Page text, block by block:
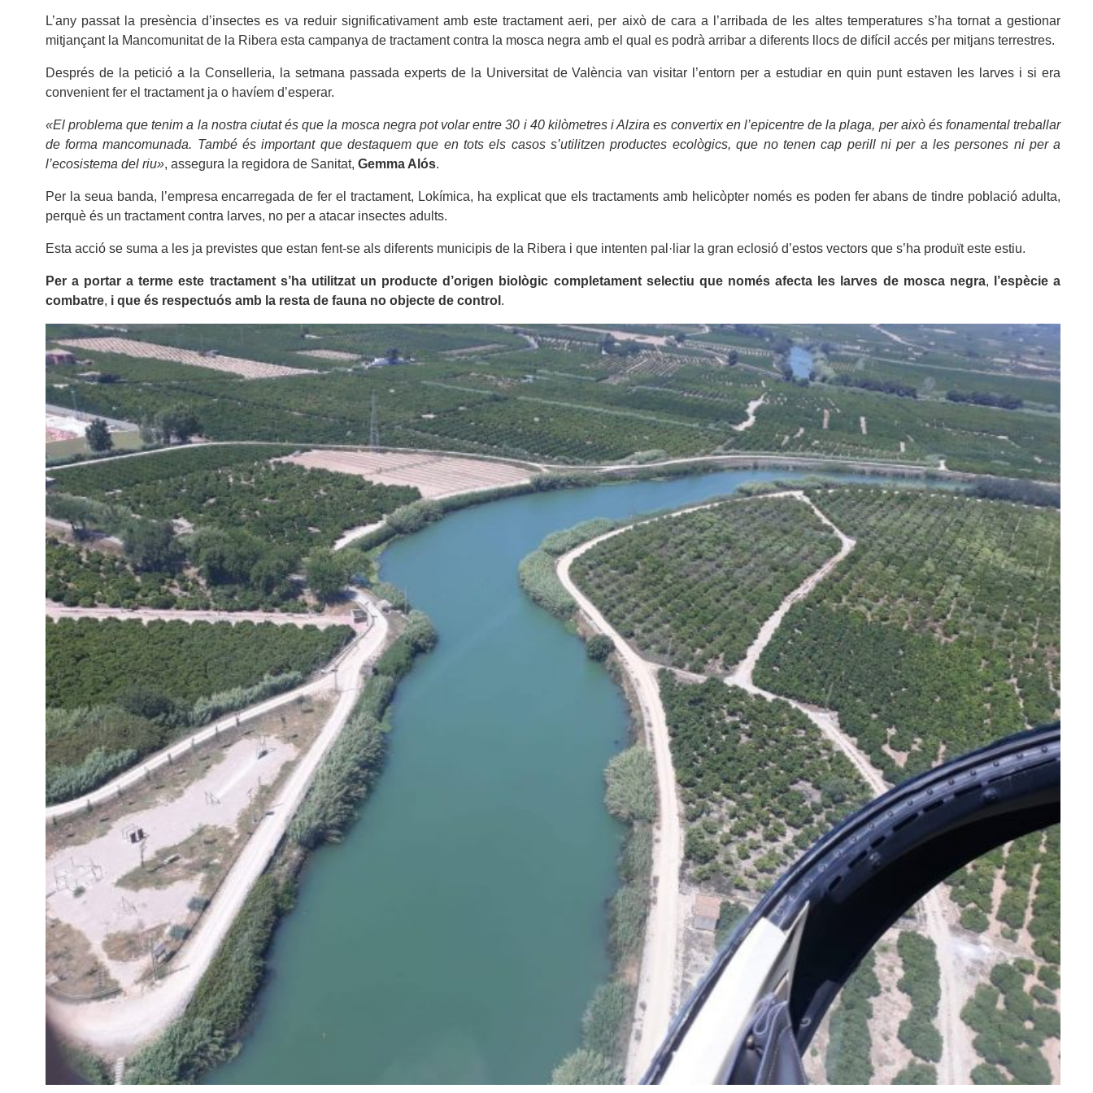
L’any passat la presència d’insectes es va reduir significativament amb este tractament aeri, per això de cara a l’arribada de les altes temperatures s’ha tornat a gestionar
mitjançant la Mancomunitat de la Ribera esta campanya de tractament contra la mosca negra amb el qual es podrà arribar a diferents llocs de difícil accés per mitjans terrestres.
Després de la petició a la Conselleria, la setmana passada experts de la Universitat de València van visitar l’entorn per a estudiar en quin punt estaven les larves i si era
convenient fer el tractament ja o havíem d’esperar.
«El problema que tenim a la nostra ciutat és que la mosca negra pot volar entre 30 i 40 kilòmetres i Alzira es convertix en l’epicentre de la plaga, per això és fonamental treballar
de forma mancomunada. També és important que destaquem que en tots els casos s’utilitzen productes ecològics, que no tenen cap perill ni per a les persones ni per a
l’ecosistema del riu», assegura la regidora de Sanitat, Gemma Alós.
Per la seua banda, l’empresa encarregada de fer el tractament, Lokímica, ha explicat que els tractaments amb helicòpter només es poden fer abans de tindre població adulta,
perquè és un tractament contra larves, no per a atacar insectes adults.
Esta acció se suma a les ja previstes que estan fent-se als diferents municipis de la Ribera i que intenten pal·liar la gran eclosió d’estos vectors que s’ha produït este estiu.
Per a portar a terme este tractament s’ha utilitzat un producte d’origen biològic completament selectiu que només afecta les larves de mosca negra,
l’espècie a
combatre, i que és respectuós amb la resta de fauna no objecte de control .